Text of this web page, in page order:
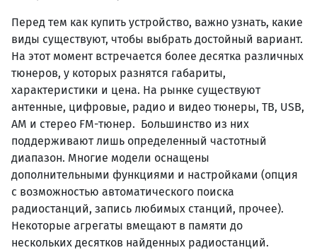
Перед тем как купить устройство, важно узнать, какие
виды существуют, чтобы выбрать достойный вариант.
На этот момент встречается более десятка различных
тюнеров, у которых разнятся габариты,
характеристики и цена. На рынке существуют
антенные, цифровые, радио и видео тюнеры, ТВ, USB,
AM и стерео FM-тюнер. Большинство из них
поддерживают лишь определенный частотный
диапазон. Многие модели оснащены
дополнительными функциями и настройками (опция
с возможностью автоматического поиска
радиостанций, запись любимых станций, прочее).
Некоторые агрегаты вмещают в памяти до
нескольких десятков найденных радиостанций.